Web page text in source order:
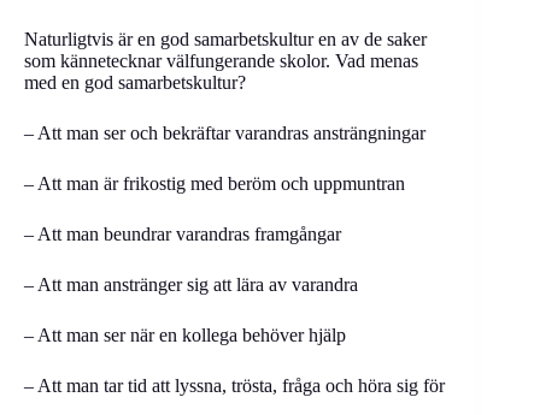
Naturligtvis är en god samarbetskultur en av de saker
som kännetecknar välfungerande skolor. Vad menas
med en god samarbetskultur?
– Att man ser och bekräftar varandras ansträngningar
– Att man är frikostig med beröm och uppmuntran
– Att man beundrar varandras framgångar
– Att man anstränger sig att lära av varandra
– Att man ser när en kollega behöver hjälp
– Att man tar tid att lyssna, trösta, fråga och höra sig för